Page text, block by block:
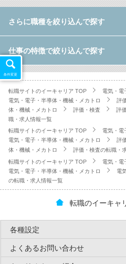
さらに職種を絞り込んで探す
仕事の特徴で絞り込んで探す
転職サイトのイーキャリア TOP
電気・電
電気・電子・半導体・機械・メカトロ
評
体・機械・メカトロ
評価・検査
評
職・求人情報一覧
転職サイトのイーキャリア TOP
電気・電
電気・電子・半導体・機械・メカトロ
評
体・機械・メカトロ
評価・検査の転職・
転職サイトのイーキャリア TOP
電気・電
電気・電子・半導体・機械・メカトロ
電
の転職・求人情報一覧
条件変更
転職のイーキャ
各種設定
よくあるお問い合わせ